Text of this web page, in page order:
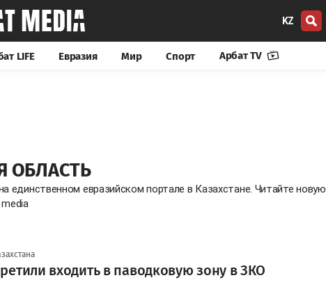
KZ
LIFE Евразия Мир Спорт Арбат TV
ОБЛАСТЬ
единственном евразийском портале в Казахстане. Читайте новую
входить в паводковую зону в ЗКО